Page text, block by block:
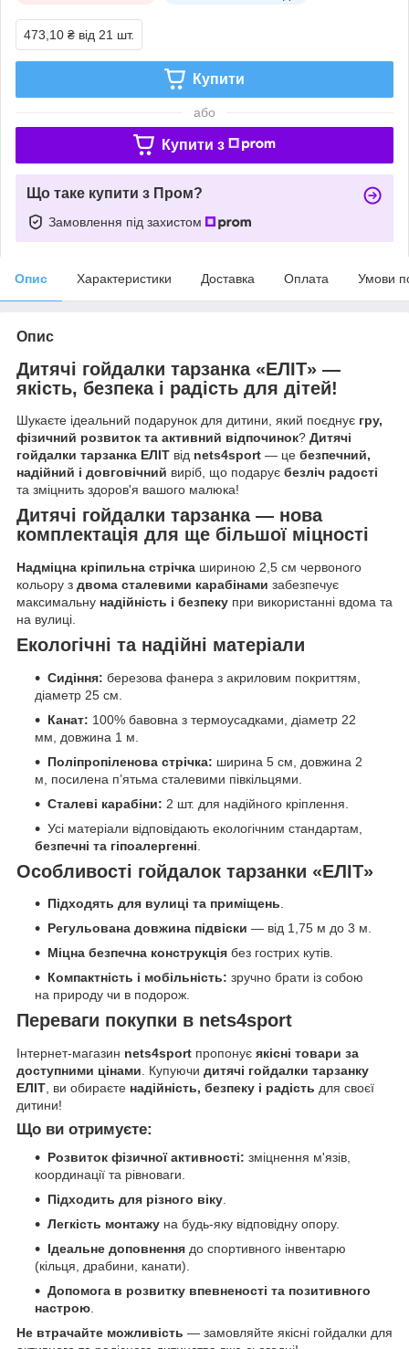
473,10 ₴ від 21 шт.
Купити
або
Купити з
Що таке купити з Пром?
Замовлення під захистом
Опис Характеристики Доставка Оплата Умови
Опис
Дитячі гойдалки тарзанка «ЕЛІТ» —
якість, безпека і радість для дітей!
Шукаєте ідеальний подарунок для дитини, який поєднує гру,
фізичний розвиток та активний відпочинок? Дитячі
гойдалки тарзанка ЕЛІТ від nets4sport — це безпечний,
надійний і довговічний виріб, що подарує безліч радості
та зміцнить здоров'я вашого малюка!
Дитячі гойдалки тарзанка — нова
комплектація для ще більшої міцності
Надміцна кріпильна стрічка шириною 2,5 см червоного
кольору з двома сталевими карабінами забезпечує
максимальну надійність і безпеку при використанні вдома та
на вулиці.
Екологічні та надійні матеріали
Сидіння: березова фанера з акриловим покриттям,
діаметр 25 см.
Канат: 100% бавовна з термоусадками, діаметр 22
мм, довжина 1 м.
Поліпропіленова стрічка: ширина 5 см, довжина 2
м, посилена п’ятьма сталевими півкільцями.
Сталеві карабіни: 2 шт. для надійного кріплення.
Усі матеріали відповідають екологічним стандартам,
безпечні та гіпоалергенні
Особливості гойдалок тарзанки «ЕЛІТ»
Підходять для вулиці та приміщень.
Регульована довжина підвіски — від 1,75 м до 3 м.
Міцна безпечна конструкція без гострих кутів.
Компактність і мобільність: зручно брати із собою
на природу чи в подорож.
Переваги покупки в nets4sport
Інтернет-магазин nets4sport пропонує якісні товари за
доступними цінами . Купуючи дитячі гойдалки тарзанку
ЕЛІТ , ви обираєте надійність, безпеку і радість для своєї
дитини!
Що ви отримуєте:
Розвиток фізичної активності: зміцнення м'язів,
координації та рівноваги.
Підходить для різного віку
Легкість монтажу на будь-яку відповідну опору.
Ідеальне доповнення до спортивного інвентарю
(кільця, драбини, канати).
Допомога в розвитку впевненості та позитивного
настрою
Не втрачайте можливість — замовляйте якісні гойдалки для